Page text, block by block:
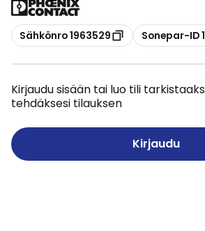
Kopioi
Sähkönro 1963529 Kopioi
Sonepar-ID
Kirjaudu sisään tai luo tili
tehdäksesi tilauksen
Kirjaudu